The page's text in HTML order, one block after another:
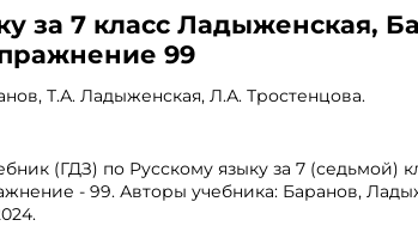
за 7 класс Ладыженская,
99
, Т.А. Ладыженская, Л.А. Тростенцова.
(ГДЗ) по Русскому языку за 7 (седьмой)
- 99. Авторы учебника: Баранов,